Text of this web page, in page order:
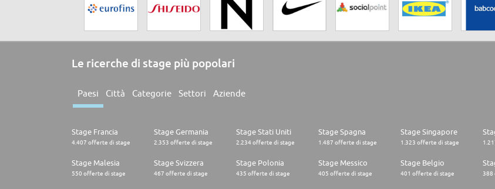
Le ricerche di stage più popolari
Paesi Città Categorie Settori Aziende
Stage Francia
4.407 offerte di stage
Stage Germania
2.353 offerte di stage
Stage Stati Uniti
2.234 offerte di stage
Stage Spagna
1.487 offerte di stage
Stage Singapore
1.323 offerte di stage
Stage Malesia
550 offerte di stage
Stage Svizzera
467 offerte di stage
Stage Polonia
435 offerte di stage
Stage Messico
405 offerte di stage
Stage Belgio
401 offerte di stage 388